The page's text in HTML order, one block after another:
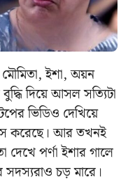
মৌমিতা, ইশা, অয়ন
দিয়ে আসল সত্যিটা
ভিডিও দেখিয়ে
করেছে। আর তখনই
দেখে পর্ণা ইশার গালে
সদস্যরাও চড় মারে।